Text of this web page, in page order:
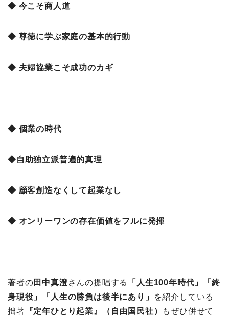
◆ 今こそ商人道
◆ 尊徳に学ぶ家庭の基本的行動
◆ 夫婦協業こそ成功のカギ
◆ 個業の時代
◆自助独立派普遍的真理
◆ 顧客創造なくして起業なし
◆ オンリーワンの存在価値をフルに発揮
著者の田中真澄さんの提唱する
「人生100年時代」「終
身現役」「人生の勝負は後半にあり」
を紹介している
拙著 『定年ひとり起業』（自由国民社）
もぜひ併せて